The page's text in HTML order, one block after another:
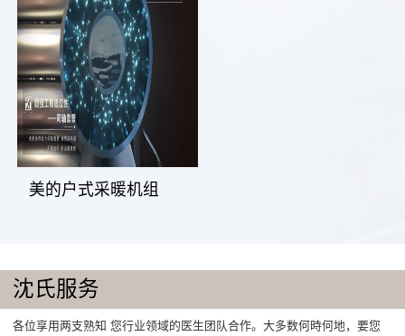
美的户式采暖机组
沈氏服务
各位享用两支熟知 您行业领域的医生团队合作。大多数何時何地，要您